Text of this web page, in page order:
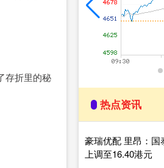
存折里的秘
热点资讯
豪瑞优配 里昂：国
上调至16.40港元